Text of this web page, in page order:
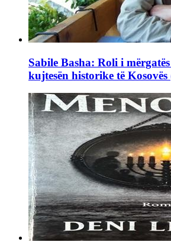
Sabile Basha: Roli i
kujtesën historike të Kosovës